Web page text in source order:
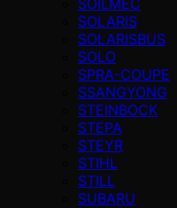
SOLARIS
SOLARISBUS
SOLO
SPRA-COUPE
SSANGYONG
STEINBOCK
STEPA
STEYR
STIHL
STILL
SUBARU